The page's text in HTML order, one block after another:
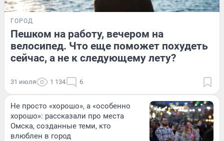
ГОРОД
Пешком на работу, вечером на
велосипед. Что еще поможет похудеть
сейчас, а не к следующему лету?
31 июля 1 134 6
Не просто «хорошо», а «особенно
хорошо»: рассказали про места
Омска, созданные теми, кто
влюблен в город